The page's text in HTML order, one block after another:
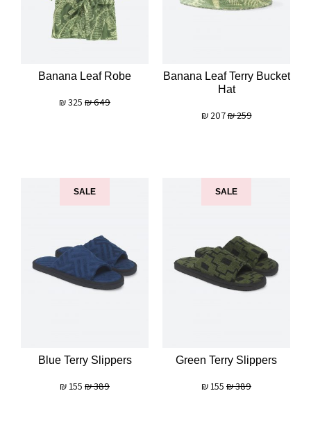
Banana Leaf Terry Bucket
Hat
259
₪
207
₪
Banana Leaf Robe
649
₪
325
₪
SALE
Green Terry Slippers
389
₪
155
₪
SALE
Blue Terry Slippers
389
₪
155
₪